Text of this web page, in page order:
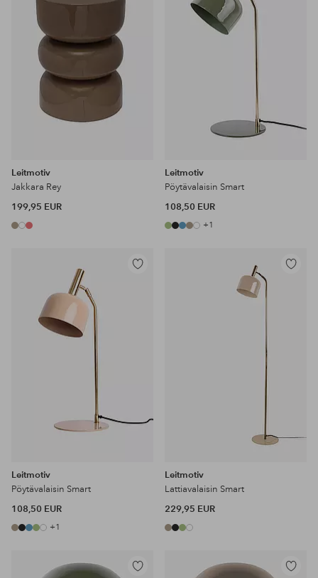
Leitmotiv
Jakkara Rey
199,95 EUR
Leitmotiv
Pöytävalaisin Smart
108,50 EUR
+1
Lisää
Leitmotiv
Pöytävalaisin Smart
108,50 EUR
+1
Lisää
Leitmotiv
Lattiavalaisin Smart
229,95 EUR
Lisää
Lisää